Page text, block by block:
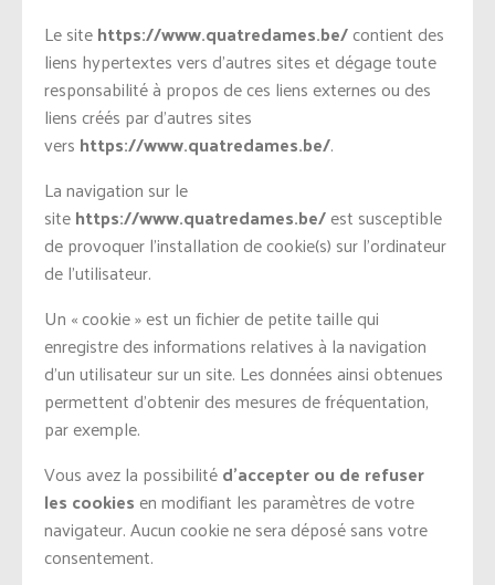
Le sitehttps://www.quatredames.be/contient des
liens hypertextes vers d’autres sites et dégage toute
responsabilité à propos de ces liens externes ou des
liens créés par d’autres sites
vers https://www.quatredames.be/.
La navigation sur le
sitehttps://www.quatredames.be/est susceptible
de provoquer l’installation de cookie(s) sur l’ordinateur
de l’utilisateur.
Un « cookie » est un fichier de petite taille qui
enregistre des informations relatives à la navigation
d’un utilisateur sur un site. Les données ainsi obtenues
permettent d’obtenir des mesures de fréquentation,
par exemple.
Vous avez la possibilitéd’accepter ou de refuser
les cookies en modifiant les paramètres de votre
navigateur. Aucun cookie ne sera déposé sans votre
consentement.